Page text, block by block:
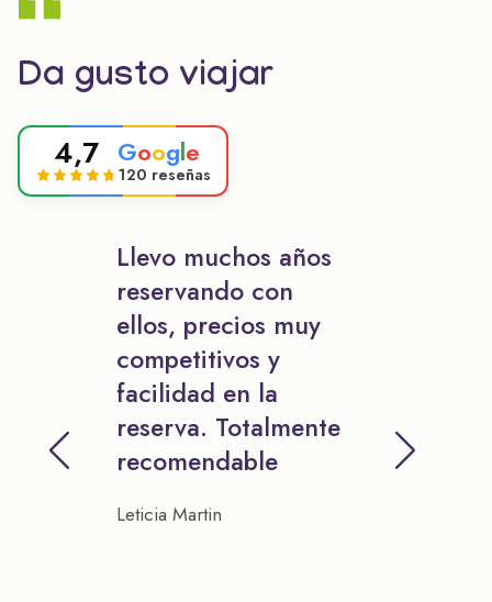
Da gusto viajar
4,7 Google
120 reseñas
Llevo muchos años
reservando con
ellos, precios muy
competitivos y
facilidad en la
reserva. Totalmente
recomendable
Leticia Martin